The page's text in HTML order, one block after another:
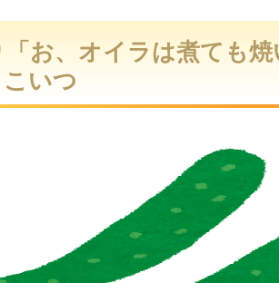
「お、オイラは煮ても
いつ